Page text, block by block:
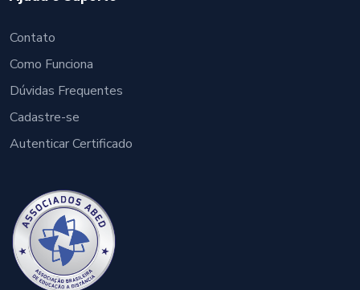
Contato
Como Funciona
Dúvidas Frequentes
Cadastre-se
Autenticar Certificado